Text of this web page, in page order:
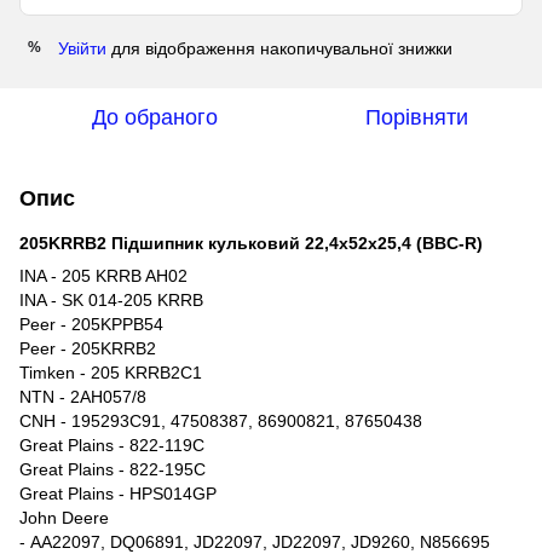
% Увійти для відображення накопичувальної знижки
До обраного Порівняти
Опис
205KRRB2 Підшипник кульковий 22,4х52х25,4 (BBC-R)
INA - 205 KRRB AH02
INA - SK 014-205 KRRB
Peer - 205KPPB54
Peer - 205KRRB2
Timken - 205 KRRB2C1
NTN - 2AH057/8
CNH - 195293C91, 47508387, 86900821, 87650438
Great Plains - 822-119C
Great Plains - 822-195C
Great Plains - HPS014GP
John Deere
- AA22097, DQ06891, JD22097, JD22097, JD9260, N856695